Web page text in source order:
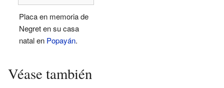
Placa en memoria de
Negret en su casa
natal en Popayán.
Véase también